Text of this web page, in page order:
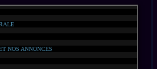
NOS ANNONCES